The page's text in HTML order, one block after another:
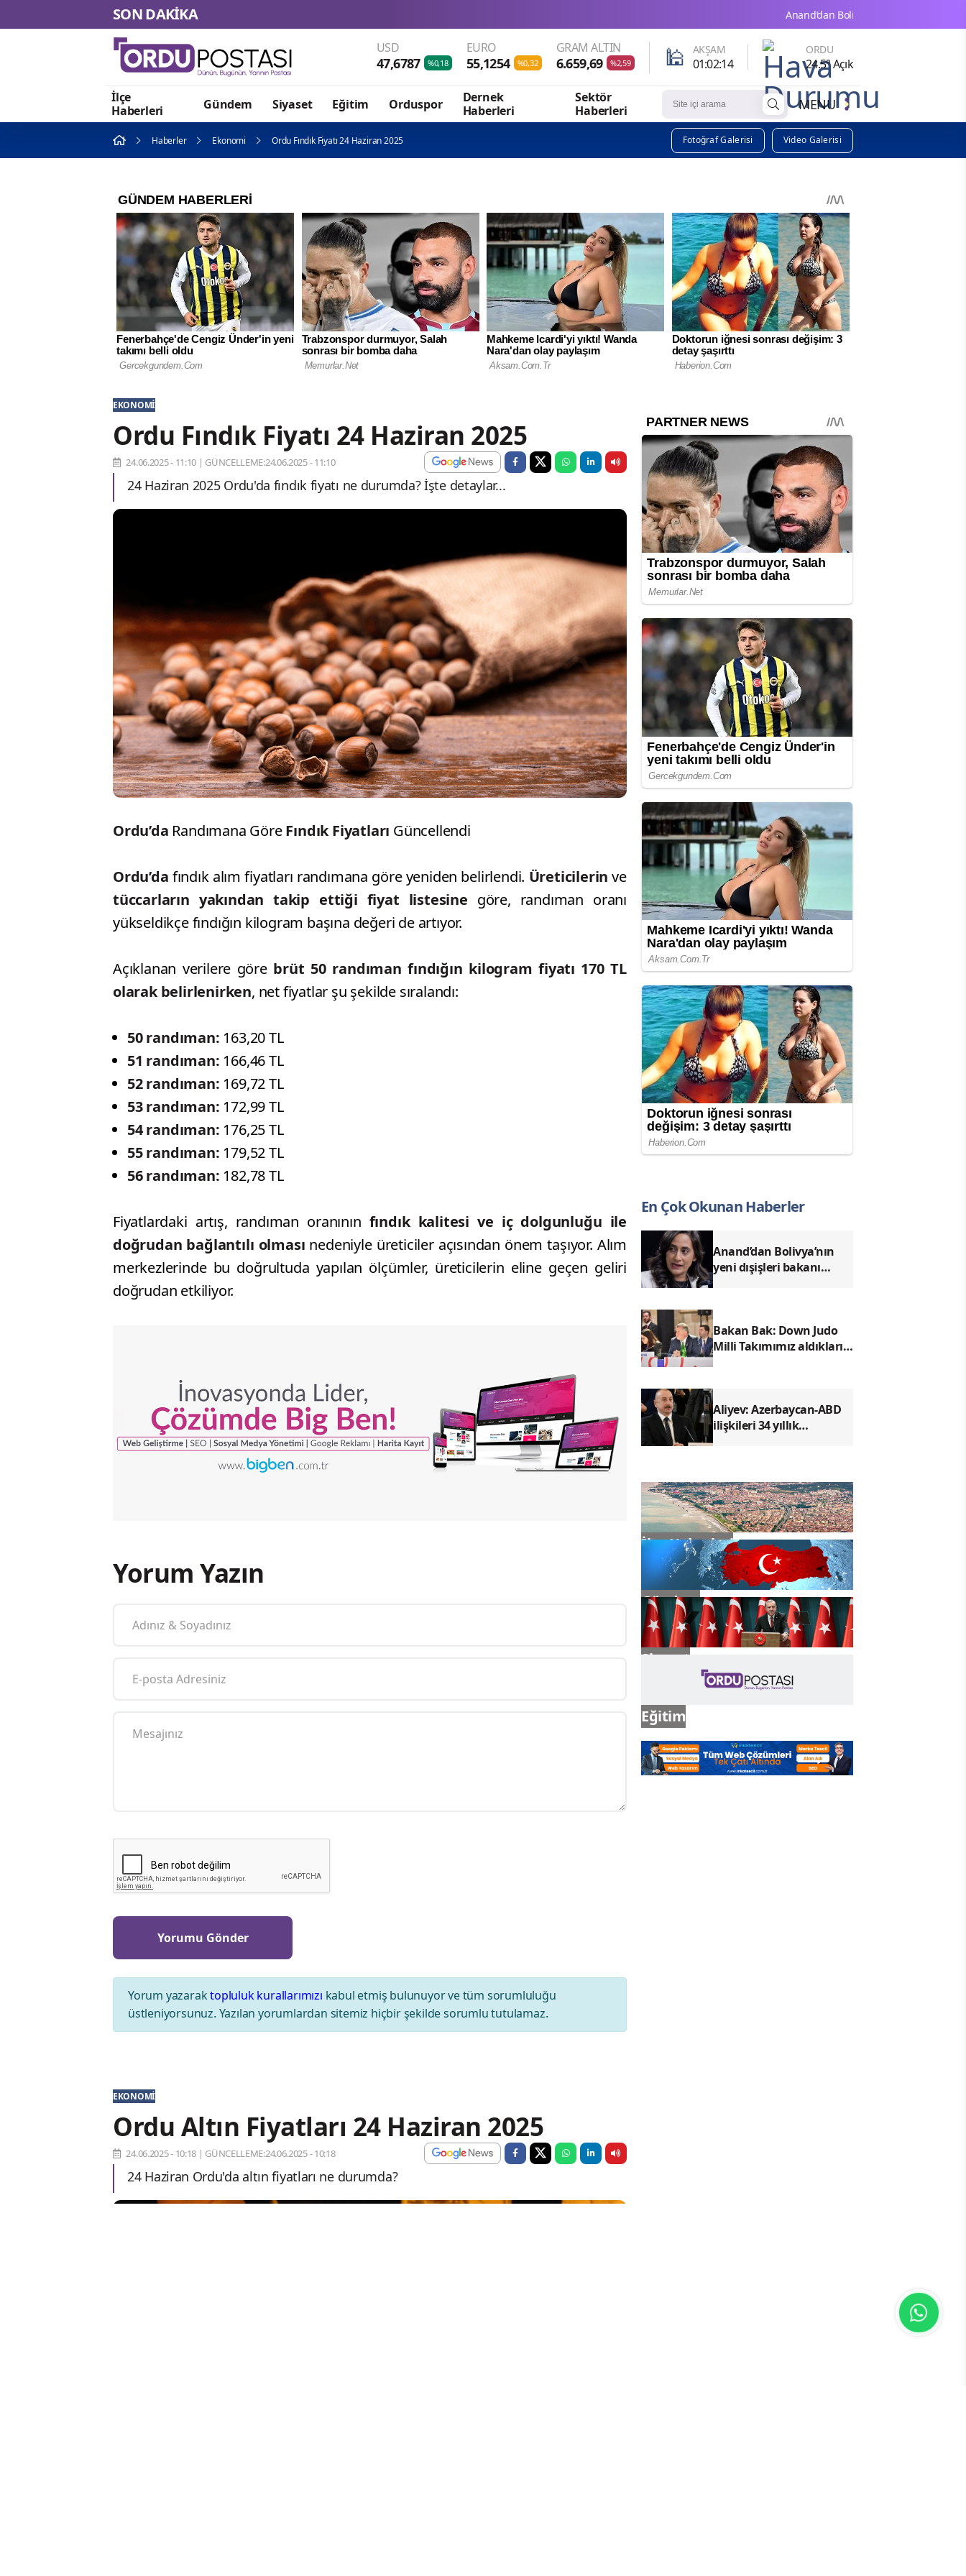
SON DAKİKA Anand’dan Bolivya’nın yeni dışişleri bakanı
USD
47,6787 %0,18
EURO
55,1254 %0,32
GRAM ALTIN
6.659,69 %2,59 🕌 AKŞAM
01:02:13
ORDU
24.5° Açık
İlçe
Haberleri
Gündem Siyaset Eğitim Orduspor
Dernek
Haberleri
Sektör
Haberleri
MENU
Haberler Ekonomi Ordu Fındık Fiyatı 24 Haziran 2025 Fotoğraf Galerisi Video Galerisi
EKONOMI
Ordu Fındık Fiyatı 24 Haziran 2025
24.06.2025 - 11:10 | GÜNCELLEME:24.06.2025 - 11:10
24 Haziran 2025 Ordu'da fındık fiyatı ne durumda? İşte detaylar...
Ordu’da Randımana GöreFındık Fiyatları Güncellendi
Ordu’da fındık alım fiyatları randımana göre yeniden belirlendi. Üreticilerinve
tüccarların yakından takip ettiği fiyat listesine göre, randıman oranı
yükseldikçe fındığın kilogram başına değeri de artıyor.
Açıklanan verilere görebrüt 50 randıman fındığın kilogram fiyatı 170 TL
olarak belirlenirken, net fiyatlar şu şekilde sıralandı:
50 randıman: 163,20 TL
51 randıman: 166,46 TL
52 randıman: 169,72 TL
53 randıman: 172,99 TL
54 randıman: 176,25 TL
55 randıman: 179,52 TL
56 randıman: 182,78 TL
Fiyatlardaki artış, randıman oranının fındık kalitesi ve iç dolgunluğu ile
doğrudan bağlantılı olması nedeniyle üreticiler açısından önem taşıyor. Alım
merkezlerinde bu doğrultuda yapılan ölçümler, üreticilerin eline geçen geliri
doğrudan etkiliyor.
Yorum Yazın
Yorum yazaraktopluluk kurallarımızı kabul etmiş bulunuyor ve tüm sorumluluğu
üstleniyorsunuz. Yazılan yorumlardan sitemiz hiçbir şekilde sorumlu tutulamaz.
EKONOMI
Ordu Altın Fiyatları 24 Haziran 2025
24.06.2025 - 10:18 | GÜNCELLEME:24.06.2025 - 10:18
24 Haziran Ordu'da altın fiyatları ne durumda?
En Çok Okunan Haberler
Anand’dan Bolivya’nın
yeni dışişleri bakanı
Bakan Bak: Down Judo
Milli Takımımız aldıkları
Aliyev: Azerbaycan-ABD
ilişkileri 34 yıllık
İlçe Haberleri
Gündem
Siyaset
Eğitim